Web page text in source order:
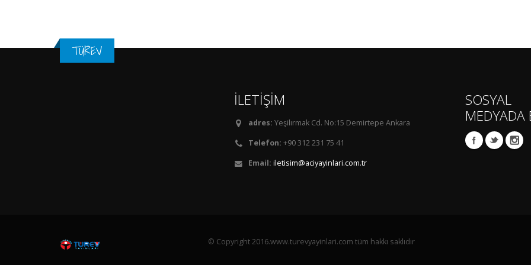
TÜREV
İLETİŞİM
adres: Yeşilırmak Cd. No:15 Demirtepe Ankara
Telefon: +90 312 231 75 41
Email: iletisim@aciyayinlari.com.tr
SOSYAL
MEDYADA
© Copyright 2016.www.turevyayinlari.com tüm hakkı saklıdır